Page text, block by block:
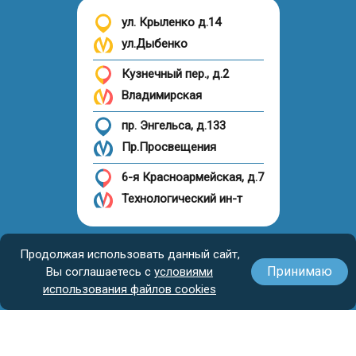
определяя объем остаточной жидкости.
Результаты УЗИ выдают больному на руки.
Продолжительность исследования не превышает 45
Продолжая использовать данный сайт,
Вы соглашаетесь с условиями
использования файлов cookies
Принимаю
ул. Крыленко д.14
ул.Дыбенко
Кузнечный пер., д.2
Владимирская
пр. Энгельса, д.133
Пр.Просвещения
6-я Красноармейская, д.7
Технологический ин-т
Налоговый вычет